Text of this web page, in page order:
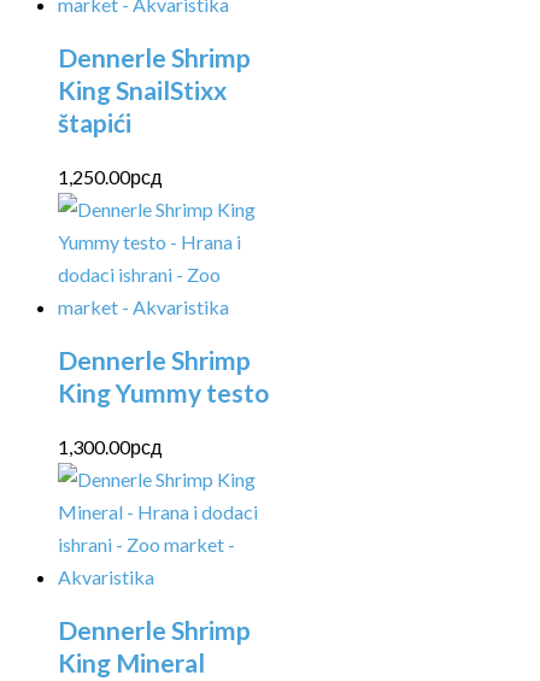
Dennerle Shrimp
King SnailStixx
štapići
1,250.00рсд
Dennerle Shrimp
King Yummy testo
1,300.00рсд
Dennerle Shrimp
King Mineral